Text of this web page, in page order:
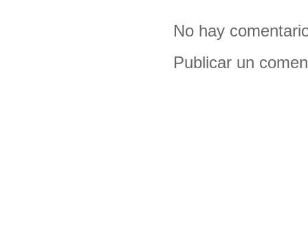
No hay
Publicar un